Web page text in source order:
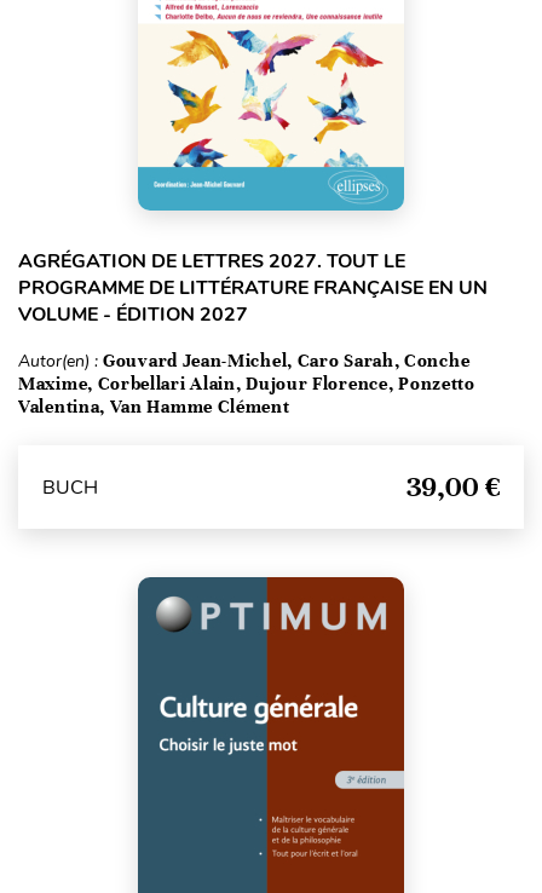
AGRÉGATION DE LETTRES 2027. TOUT LE
PROGRAMME DE LITTÉRATURE FRANÇAISE EN UN
VOLUME - ÉDITION 2027
Autor(en) : Gouvard Jean-Michel, Caro Sarah, Conche
Maxime, Corbellari Alain, Dujour Florence, Ponzetto
Valentina, Van Hamme Clément
BUCH 39,00 €